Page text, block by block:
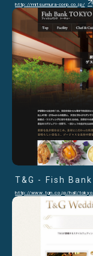
http://mitsumura-corp.co.jp/
T&G - Fish Bank
http://www.tgn.co.jp/hall/